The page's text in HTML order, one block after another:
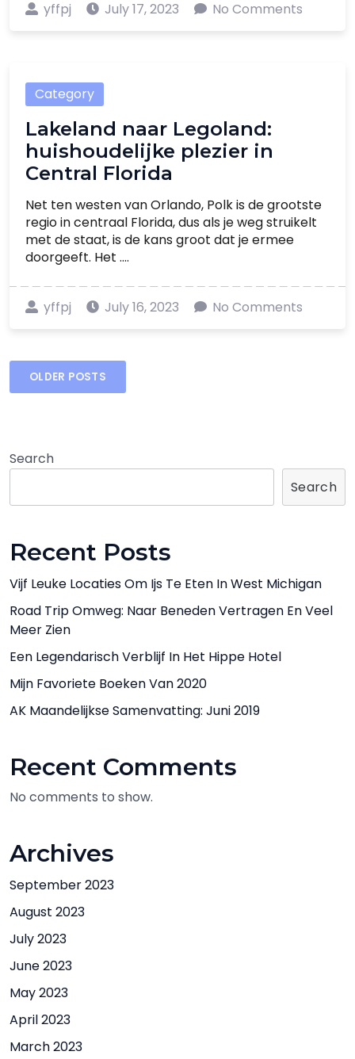
yffpj July 17, 2023 No Comments
Category
Lakeland naar Legoland:
huishoudelijke plezier in
Central Florida
Net ten westen van Orlando, Polk is de grootste
regio in centraal Florida, dus als je weg struikelt
met de staat, is de kans groot dat je ermee
doorgeeft. Het ....
yffpj July 16, 2023 No Comments
Posts
OLDER POSTS
Search
Search
Recent Posts
Vijf Leuke Locaties Om Ijs Te Eten In West Michigan
Road Trip Omweg: Naar Beneden Vertragen En Veel
Meer Zien
Een Legendarisch Verblijf In Het Hippe Hotel
Mijn Favoriete Boeken Van 2020
AK Maandelijkse Samenvatting: Juni 2019
Recent Comments
No comments to show.
Archives
September 2023
August 2023
July 2023
June 2023
May 2023
April 2023
March 2023